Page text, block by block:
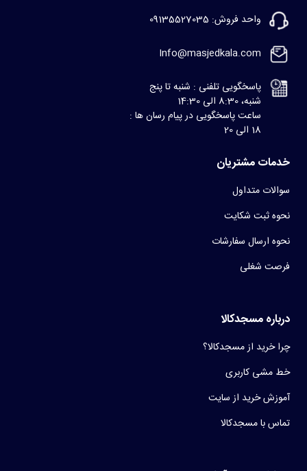
واحد فروش: 09135527035
Info@masjedkala.com
پاسخگویی تلفنی : شنبه تا پنج
شنبه، 8:30 الی 14:30
ساعت پاسخگویی در پیام رسان ها :
18 الی 20
خدمات مشتریان
سوالات متداول
نحوه ثبت شکایت
نحوه ارسال سفارشات
فرصت شغلی
درباره مسجدکالا
چرا خرید از مسجدکالا؟
خط مشی کاربری
آموزش خرید از سایت
تماس با مسجدکالا